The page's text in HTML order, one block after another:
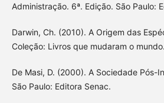
Administração. 6ª. Edição. São Paulo:
Darwin, Ch. (2010). A Origem das
Coleção: Livros que mudaram o mundo.
De Masi, D. (2000). A Sociedade Pós-
São Paulo: Editora Senac.